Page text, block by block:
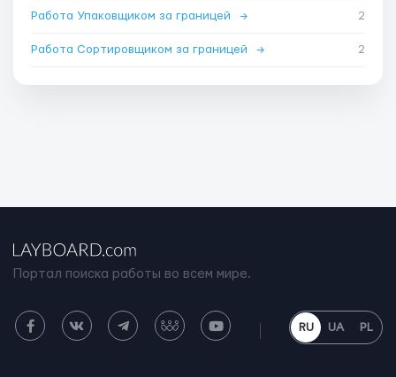
Работа Упаковщиком за границей → 2
Работа Сортировщиком за границей → 2
Портал поиска работы во всем мире.
RU UA PL